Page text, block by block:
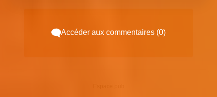
Accéder aux commentaires (0)